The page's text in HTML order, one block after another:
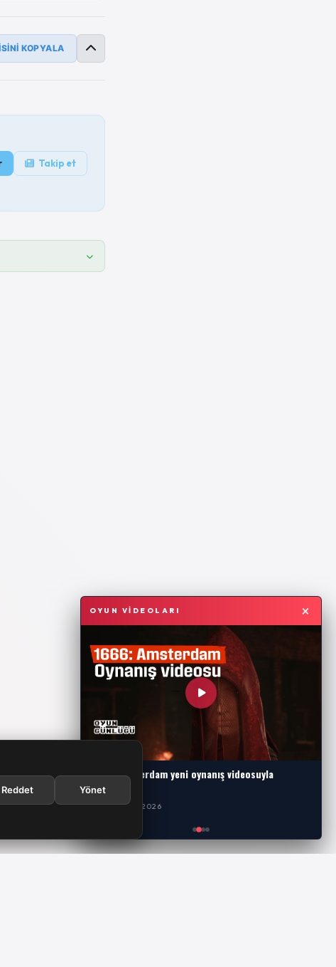
Reddet Yönet
KOPYALA
Takip et
OYUN VİDEOLARI ×
1666: Amsterdam yeni oynanış videosuyla
karşımızda
29 TEMMUZ 2026